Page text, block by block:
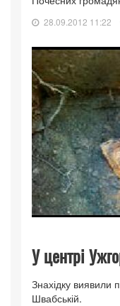
28.09.2012 11:22
У центрі
Знахідку виявили
Швабській.